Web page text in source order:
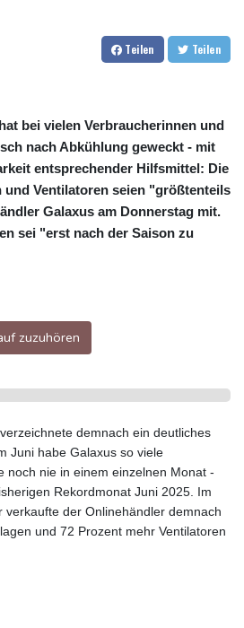
Teilen Teilen
bei vielen Verbraucherinnen und
nach Abkühlung geweckt - mit
entsprechender Hilfsmittel: Die
und Ventilatoren seien "größtenteils
Galaxus am Donnerstag mit.
sei "erst nach der Saison zu
zuzuhören
demnach ein deutliches
Juni habe Galaxus so viele
noch nie in einem einzelnen Monat -
Rekordmonat Juni 2025. Im
verkaufte der Onlinehändler demnach
und 72 Prozent mehr Ventilatoren